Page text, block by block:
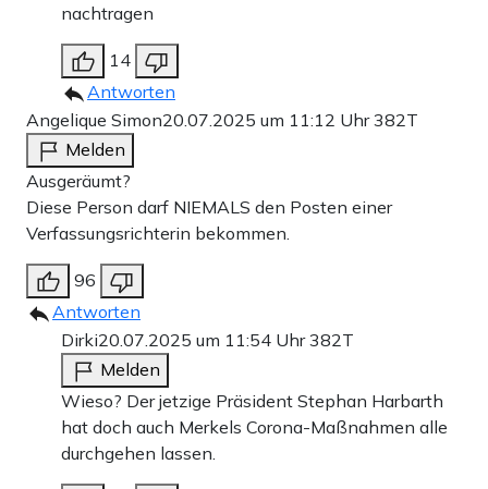
nachtragen
14
Antworten
Angelique Simon20.07.2025 um 11:12 Uhr382T
Melden
Ausgeräumt?
Diese Person darf NIEMALS den Posten einer
Verfassungsrichterin bekommen.
96
Antworten
Dirki20.07.2025 um 11:54 Uhr382T
Melden
Wieso? Der jetzige Präsident Stephan Harbarth
hat doch auch Merkels Corona-Maßnahmen alle
durchgehen lassen.